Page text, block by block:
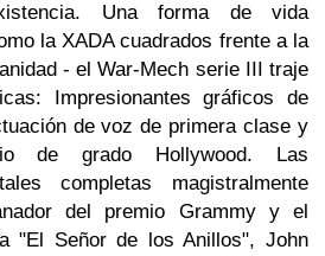
Una forma de vida
la XADA cuadrados frente a la
- el War-Mech serie III traje
Impresionantes gráficos de
de voz de primera clase y
de grado Hollywood. Las
completas magistralmente
del premio Grammy y el
"El Señor de los Anillos", John